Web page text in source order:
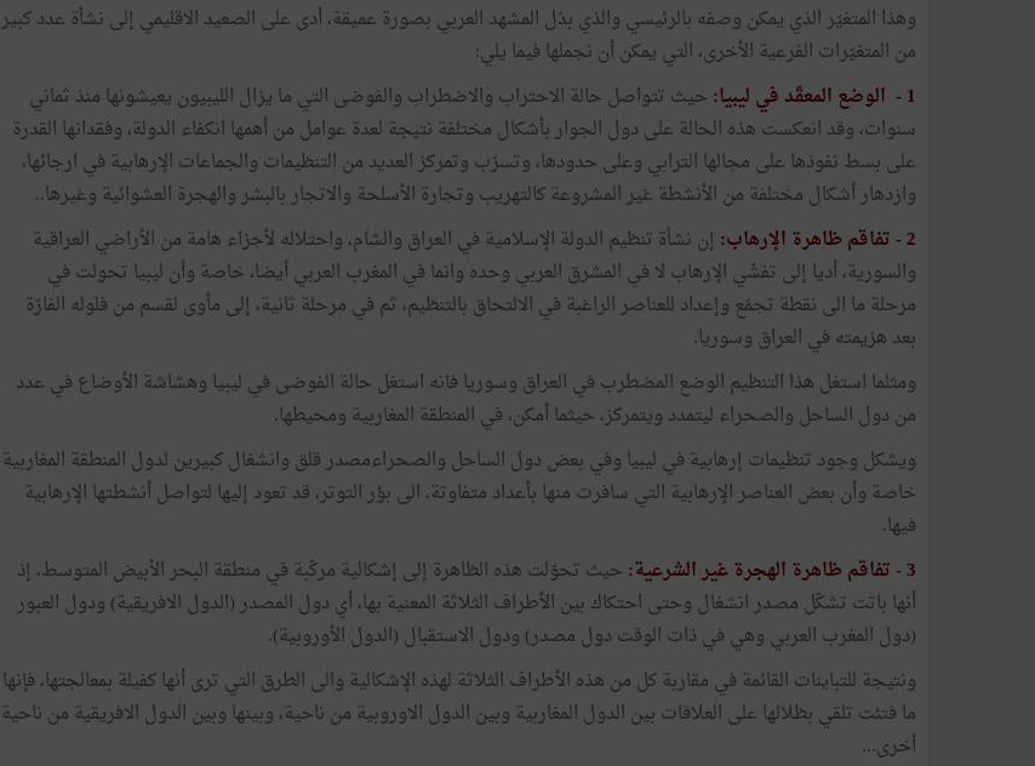
وهذا المتغيّر الذي يمكن وصفه بالرئيسي والذي بدّل المشهد العربي بصورة عميقة، أدى على الصعيد الاقليمي إلى نشأة عدد كبير
من المتغيّرات الفرعية الأخرى، التي يمكن أن نجملها فيما يلي:
1 -
الوضع المعقّد في ليبيا: حيث تتواصل حالة الاحتراب والاضطراب والفوضى التي ما يزال الليبيون يعيشونها منذ ثماني
سنوات، وقد انعكست هذه الحالة على دول الجوار بأشكال مختلفة نتيجة لعدة عوامل من أهمها انكفاء الدولة، وفقدانها القدرة
على بسط نفوذها على مجالها الترابي وعلى حدودها، وتسرّب وتمركز العديد من التنظيمات والجماعات الإرهابية في ارجائها،
وازدهار أشكال مختلفة من الأنشطة غير المشروعة كالتهريب وتجارة الأسلحة والاتجار بالبشر والهجرة العشوائية وغيرها..
2- تفاقم ظاهرة الإرهاب: إن نشأة تنظيم الدولة الإسلامية في العراق والشام، واحتلاله لأجزاء هامة من الأراضي العراقية
والسورية، أديا إلى تفشّي الإرهاب لا في المشرق العربي وحده وانما في المغرب العربي أيضا، خاصة وأن ليبيا تحولت في
مرحلة ما الى نقطة تجمّع وإعداد للعناصر الراغبة في الالتحاق بالتنظيم، ثم في مرحلة ثانية، إلى مأوى لقسم من فلوله الفارّة
بعد هزيمته في العراق وسوريا.
ومثلما استغل هذا التنظيم الوضع المضطرب في العراق وسوريا فانه استغل حالة الفوضى في ليبيا وهشاشة الأوضاع في عدد
من دول الساحل والصحراء ليتمدد ويتمركز، حيثما أمكن، في المنطقة المغاربية ومحيطها.
ويشكل وجود تنظيمات إرهابية في ليبيا وفي بعض دول الساحل والصحراءمصدر قلق وانشغال كبيرين لدول المنطقة المغاربية
خاصة وأن بعض العناصر الإرهابية التي سافرت منها بأعداد متفاوتة، الى بؤر التوتر، قد تعود إليها لتواصل أنشطتها الإرهابية
فيها.
3 - تفاقم ظاهرة الهجرة غير الشرعية: حيث تحوّلت هذه الظاهرة إلى إشكالية مركّبة في منطقة البحر الأبيض المتوسط، إذ
أنها باتت تشكّل مصدر انشغال وحتى احتكاك بين الأطراف الثلاثة المعنية بها، أي دول المصدر (الدول الافريقية) ودول العبور
(دول المغرب العربي وهي في ذات الوقت دول مصدر) ودول الاستقبال (الدول الأوروبية).
ونتيجة للتباينات القائمة في مقاربة كل من هذه الأطراف الثلاثة لهذه الإشكالية والى الطرق التي ترى أنها كفيلة بمعالجتها، فإنها
ما فتئت تلقي بظلالها على العلاقات بين الدول المغاربية وبين الدول الاوروبية من ناحية، وبينها وبين الدول الافريقية من ناحية
أخرى...